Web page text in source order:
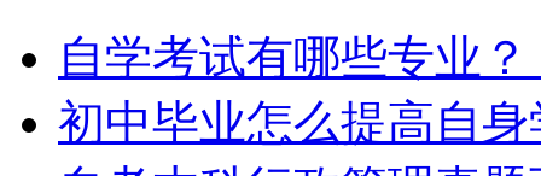
自学考试有哪些专业？
初中毕业怎么提高自